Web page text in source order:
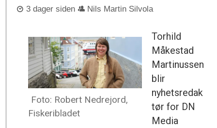
3 dager siden Nils Martin Silvola
Foto: Robert Nedrejord,
Fiskeribladet
Torhild
Måkestad
Martinussen
blir
nyhetsredak
tør for DN
Media